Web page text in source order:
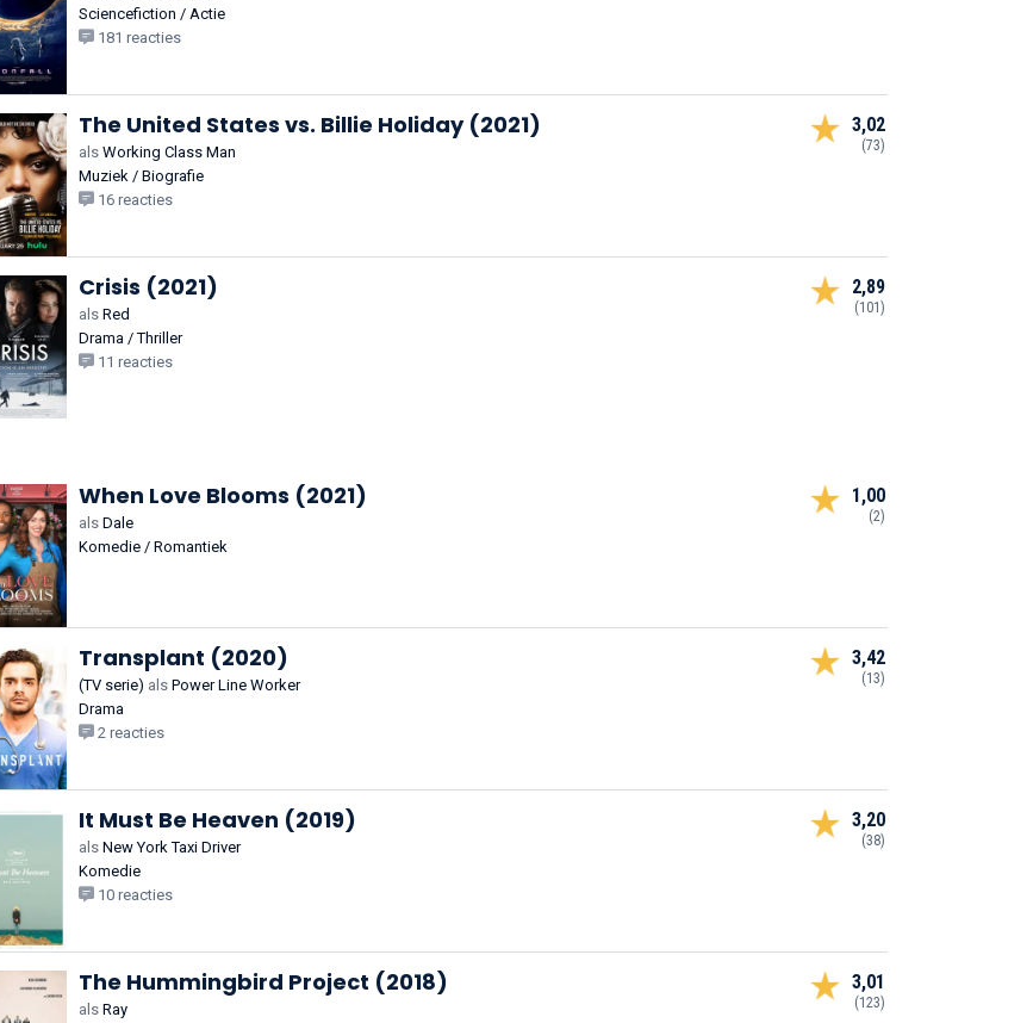
Sciencefiction / Actie
181 reacties
The United States vs. Billie Holiday (2021)
als Working Class Man
Muziek / Biografie
16 reacties
3,02
(73)
Crisis (2021)
als Red
Drama / Thriller
11 reacties
2,89
(101)
When Love Blooms (2021)
als Dale
Komedie / Romantiek
1,00
(2)
Transplant (2020)
(TV serie) als Power Line Worker
Drama
2 reacties
3,42
(13)
It Must Be Heaven (2019)
als New York Taxi Driver
Komedie
10 reacties
3,20
(38)
The Hummingbird Project (2018)
als Ray
3,01
(123)